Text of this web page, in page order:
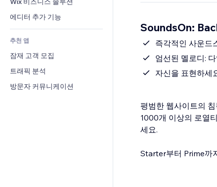
식품 및 음료
계산기
검색
일기예보
차트 및 표
커뮤니티
평가와 후기
CRM
에디터 추가 기능
추천 앱
잠재 고객 모집
트래픽 분석
방문자 커뮤니케이션
SoundsOn:
즉각적인 사운드
엄선된 멜로디:
자신을 표현하세
평범한 웹사이트의
1000개 이상의 로열
세요.
Starter부터 Prime까